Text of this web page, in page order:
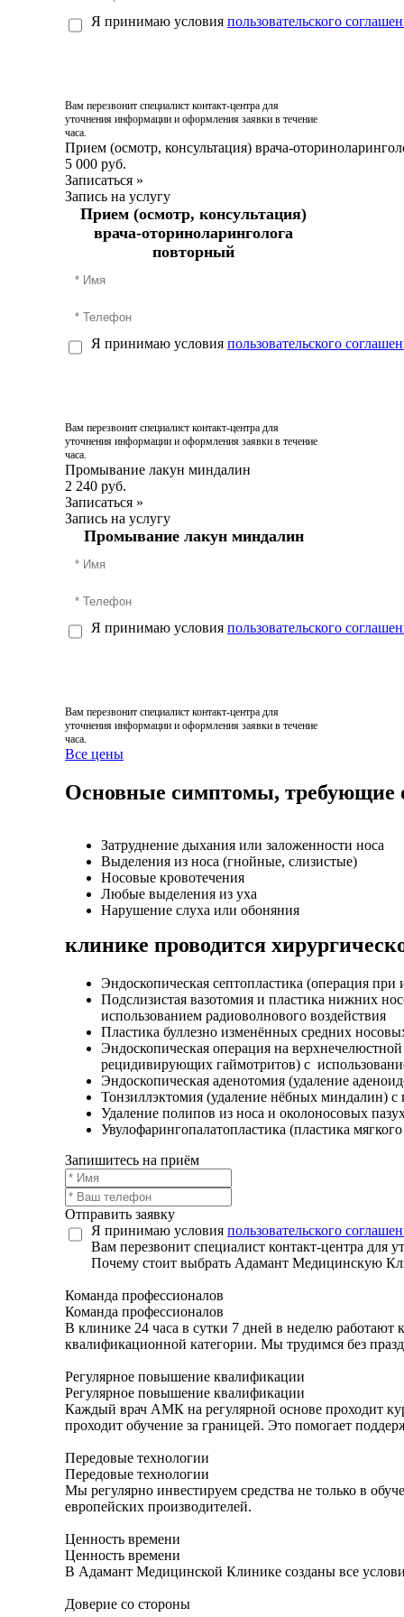
Я принимаю условия пользовательского
Вам перезвонит специалист контакт-центра для
уточнения информации и оформления заявки в течение
часа.
Прием (осмотр, консультация) врача-
5 000 руб.
Записаться »
Запись на услугу
Прием (осмотр, консультация)
врача-оториноларинголога
повторный
Я принимаю условия пользовательского
Вам перезвонит специалист контакт-центра для
уточнения информации и оформления заявки в течение
часа.
Промывание лакун миндалин
2 240 руб.
Записаться »
Запись на услугу
Промывание лакун миндалин
Я принимаю условия пользовательского
Вам перезвонит специалист контакт-центра для
уточнения информации и оформления заявки в течение
часа.
Все цены
Основные симптомы, требующие
Затруднение дыхания или заложенности носа
Выделения из носа (гнойные, слизистые)
Носовые кровотечения
Любые выделения из уха
Нарушение слуха или обоняния
клинике проводится
Эндоскопическая септопластика (операция
Подслизистая вазотомия и пластика нижних
использованием радиоволнового воздействия
Пластика буллезно изменённых средних
Эндоскопическая операция на
рецидивирующих гаймотритов) с
Эндоскопическая аденотомия (удаление
Тонзиллэктомия (удаление нёбных миндалин) с
Удаление полипов из носа и околоносовых
Увулофарингопалатопластика (пластика
Запишитесь на приём
Отправить заявку
Я принимаю условия пользовательского
Вам перезвонит специалист контакт-центра для
Почему стоит выбрать Адамант Медицинскую
Команда профессионалов
Команда профессионалов
В клинике 24 часа в сутки 7 дней в неделю
квалификационной категории. Мы трудимся без
Регулярное повышение квалификации
Регулярное повышение квалификации
Каждый врач АМК на регулярной основе проходит
проходит обучение за границей. Это помогает
Передовые технологии
Передовые технологии
Мы регулярно инвестируем средства не только в
европейских производителей.
Ценность времени
Ценность времени
В Адамант Медицинской Клинике созданы все
Доверие со стороны